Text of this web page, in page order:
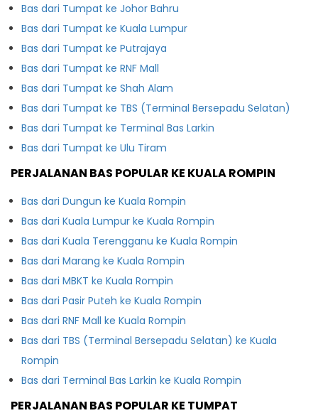
Bas dari Tumpat ke Johor Bahru
Bas dari Tumpat ke Kuala Lumpur
Bas dari Tumpat ke Putrajaya
Bas dari Tumpat ke RNF Mall
Bas dari Tumpat ke Shah Alam
Bas dari Tumpat ke TBS (Terminal Bersepadu Selatan)
Bas dari Tumpat ke Terminal Bas Larkin
Bas dari Tumpat ke Ulu Tiram
PERJALANAN BAS POPULAR KE KUALA ROMPIN
Bas dari Dungun ke Kuala Rompin
Bas dari Kuala Lumpur ke Kuala Rompin
Bas dari Kuala Terengganu ke Kuala Rompin
Bas dari Marang ke Kuala Rompin
Bas dari MBKT ke Kuala Rompin
Bas dari Pasir Puteh ke Kuala Rompin
Bas dari RNF Mall ke Kuala Rompin
Bas dari TBS (Terminal Bersepadu Selatan) ke Kuala
Rompin
Bas dari Terminal Bas Larkin ke Kuala Rompin
PERJALANAN BAS POPULAR KE TUMPAT